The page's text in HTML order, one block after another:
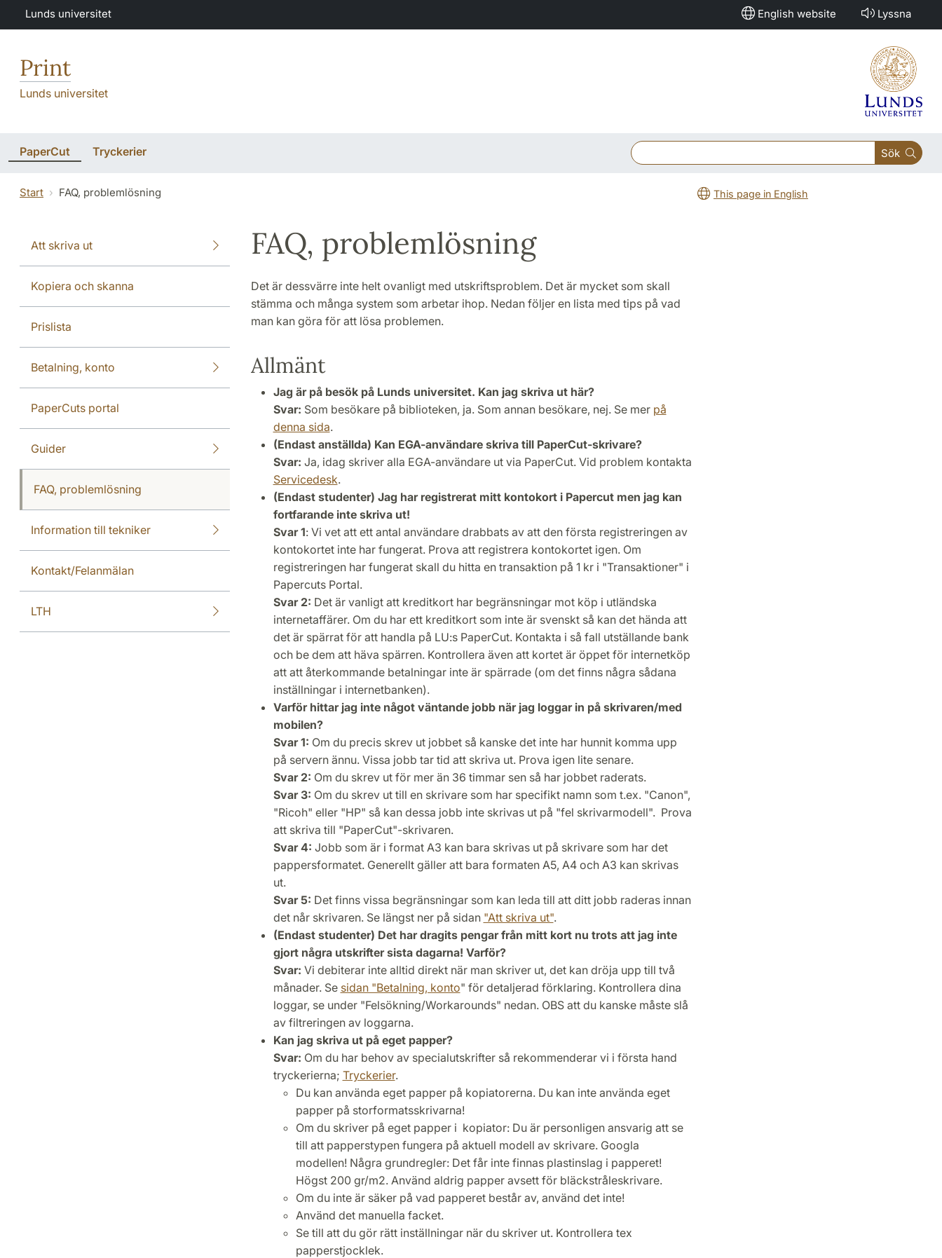
Hoppa till huvudinnehåll
Lunds universitet English website Lyssna
Print
Lunds universitet
PaperCut Tryckerier Sök
Start FAQ, problemlösning This page in English
Att skriva ut
Kopiera och skanna
Prislista
Betalning, konto
PaperCuts portal
Guider
FAQ, problemlösning
Information till tekniker
Kontakt/Felanmälan
LTH
FAQ, problemlösning
Det är dessvärre inte helt ovanligt med utskriftsproblem. Det är mycket som skall
stämma och många system som arbetar ihop. Nedan följer en lista med tips på vad
man kan göra för att lösa problemen.
Allmänt
Jag är på besök på Lunds universitet. Kan jag skriva ut här?
Svar: Som besökare på biblioteken, ja. Som annan besökare, nej. Se mer på
denna sida.
(Endast anställda) Kan EGA-användare skriva till PaperCut-skrivare?
Svar: Ja, idag skriver alla EGA-användare ut via PaperCut. Vid problem kontakta
Servicedesk.
(Endast studenter) Jag har registrerat mitt kontokort i Papercut men jag kan
fortfarande inte skriva ut!
Svar 1: Vi vet att ett antal användare drabbats av att den första registreringen av
kontokortet inte har fungerat. Prova att registrera kontokortet igen. Om
registreringen har fungerat skall du hitta en transaktion på 1 kr i "Transaktioner" i
Papercuts Portal.
Svar 2: Det är vanligt att kreditkort har begränsningar mot köp i utländska
internetaffärer. Om du har ett kreditkort som inte är svenskt så kan det hända att
det är spärrat för att handla på LU:s PaperCut. Kontakta i så fall utställande bank
och be dem att häva spärren. Kontrollera även att kortet är öppet för internetköp
att att återkommande betalningar inte är spärrade (om det finns några sådana
inställningar i internetbanken).
Varför hittar jag inte något väntande jobb när jag loggar in på skrivaren/med
mobilen?
Svar 1: Om du precis skrev ut jobbet så kanske det inte har hunnit komma upp
på servern ännu. Vissa jobb tar tid att skriva ut. Prova igen lite senare.
Svar 2: Om du skrev ut för mer än 36 timmar sen så har jobbet raderats.
Svar 3: Om du skrev ut till en skrivare som har specifikt namn som t.ex. "Canon",
"Ricoh" eller "HP" så kan dessa jobb inte skrivas ut på "fel skrivarmodell". Prova
att skriva till "PaperCut"-skrivaren.
Svar 4: Jobb som är i format A3 kan bara skrivas ut på skrivare som har det
pappersformatet. Generellt gäller att bara formaten A5, A4 och A3 kan skrivas
ut.
Svar 5: Det finns vissa begränsningar som kan leda till att ditt jobb raderas innan
det når skrivaren. Se längst ner på sidan "Att skriva ut".
(Endast studenter) Det har dragits pengar från mitt kort nu trots att jag inte
gjort några utskrifter sista dagarna! Varför?
Svar: Vi debiterar inte alltid direkt när man skriver ut, det kan dröja upp till två
månader. Se sidan "Betalning, konto" för detaljerad förklaring. Kontrollera dina
loggar, se under "Felsökning/Workarounds" nedan. OBS att du kanske måste slå
av filtreringen av loggarna.
Kan jag skriva ut på eget papper?
Svar: Om du har behov av specialutskrifter så rekommenderar vi i första hand
tryckerierna; Tryckerier.
Du kan använda eget papper på kopiatorerna. Du kan inte använda eget
papper på storformatsskrivarna!
Om du skriver på eget papper i kopiator: Du är personligen ansvarig att se
till att papperstypen fungera på aktuell modell av skrivare. Googla
modellen! Några grundregler: Det får inte finnas plastinslag i papperet!
Högst 200 gr/m2. Använd aldrig papper avsett för bläckstråleskrivare.
Om du inte är säker på vad papperet består av, använd det inte!
Använd det manuella facket.
Se till att du gör rätt inställningar när du skriver ut. Kontrollera tex
papperstjocklek.